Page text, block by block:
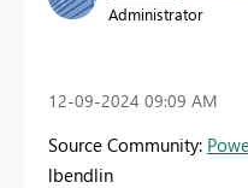
Administrator
‎12-09-2024 09:09 AM
Source Community:
lbendlin